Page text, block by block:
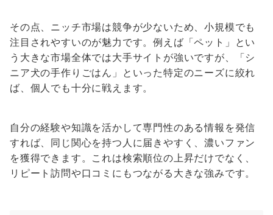
その点、ニッチ市場は競争が少ないため、小規模でも
注目されやすいのが魅力です。例えば「ペット」とい
う大きな市場全体では大手サイトが強いですが、「シ
ニア犬の手作りごはん」といった特定のニーズに絞れ
ば、個人でも十分に戦えます。
自分の経験や知識を活かして専門性のある情報を発信
すれば、同じ関心を持つ人に届きやすく、濃いファン
を獲得できます。これは検索順位の上昇だけでなく、
リピート訪問や口コミにもつながる大きな強みです。